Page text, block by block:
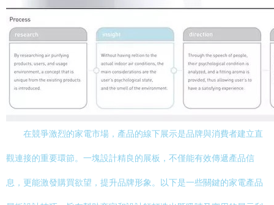
在競爭激烈的家電市場，產品的線下展示是品牌與消費者建立直
觀連接的重要環節。一塊設計精良的展板，不僅能有效傳遞產品信
息，更能激發購買欲望，提升品牌形象。以下是一些關鍵的家電產品